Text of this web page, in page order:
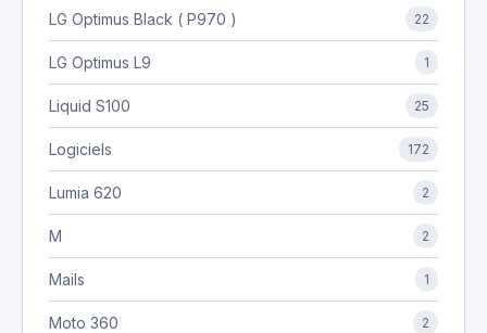
LG Optimus Black ( P970 ) 22
LG Optimus L9 1
Liquid S100 25
Logiciels 172
Lumia 620 2
M 2
Mails 1
Moto 360 2